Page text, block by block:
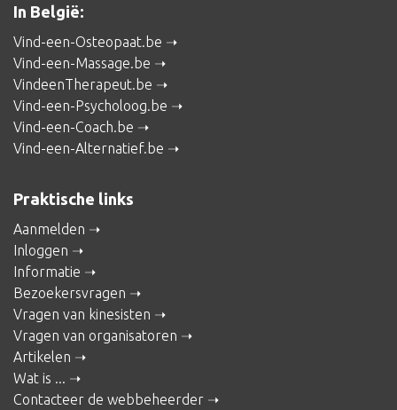
In België:
Vind-een-Osteopaat.be
Vind-een-Massage.be
VindeenTherapeut.be
Vind-een-Psycholoog.be
Vind-een-Coach.be
Vind-een-Alternatief.be
Praktische links
Aanmelden
Inloggen
Informatie
Bezoekersvragen
Vragen van kinesisten
Vragen van organisatoren
Artikelen
Wat is ...
Contacteer de webbeheerder